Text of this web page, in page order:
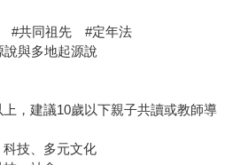
共同祖先 #定年法
與多地起源說
，建議10歲以下親子共讀或教師導
技、多元文化